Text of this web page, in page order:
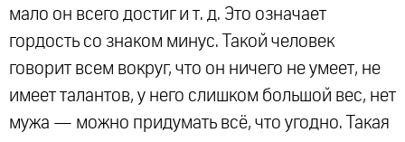
мало он всего достиг и т. д. Это означает
гордость со знаком минус. Такой человек
говорит всем вокруг, что он ничего не умеет, не
имеет талантов, у него слишком большой вес, нет
мужа — можно придумать всё, что угодно. Такая